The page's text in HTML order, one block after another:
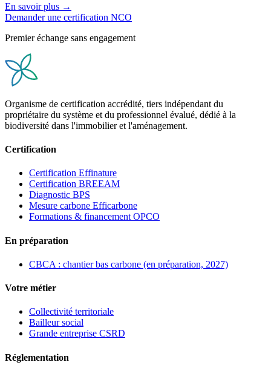
En savoir plus →
Demander une certification NCO
Premier échange sans engagement
Organisme de certification accrédité, tiers indépendant du
propriétaire du système et du professionnel évalué, dédié à la
biodiversité dans l'immobilier et l'aménagement.
Certification
Certification Effinature
Certification BREEAM
Diagnostic BPS
Mesure carbone Efficarbone
Formations & financement OPCO
En préparation
CBCA : chantier bas carbone (en préparation, 2027)
Votre métier
Collectivité territoriale
Bailleur social
Grande entreprise CSRD
Réglementation